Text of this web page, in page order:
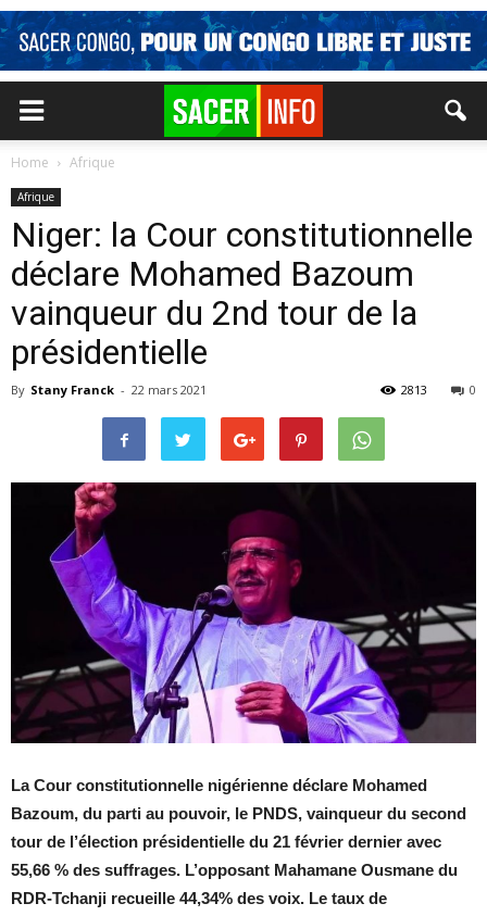
Home Afrique
Afrique
Niger: la Cour constitutionnelle
déclare Mohamed Bazoum
vainqueur du 2nd tour de la
présidentielle
By Stany Franck - 22 mars 2021 0
2813
La Cour constitutionnelle nigérienne déclare Mohamed
Bazoum, du parti au pouvoir, le PNDS, vainqueur du second
tour de l’élection présidentielle du 21 février dernier avec
55,66 % des suffrages. L’opposant Mahamane Ousmane du
RDR-Tchanji recueille 44,34% des voix. Le taux de